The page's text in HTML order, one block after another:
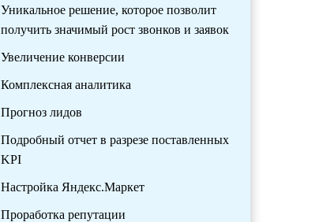
Уникальное решение, которое позволит
получить значимый рост звонков и заявок
Увеличение конверсии
Комплексная аналитика
Прогноз лидов
Подробный отчет в разрезе поставленных
KPI
Настройка Яндекс.Маркет
Проработка репутации